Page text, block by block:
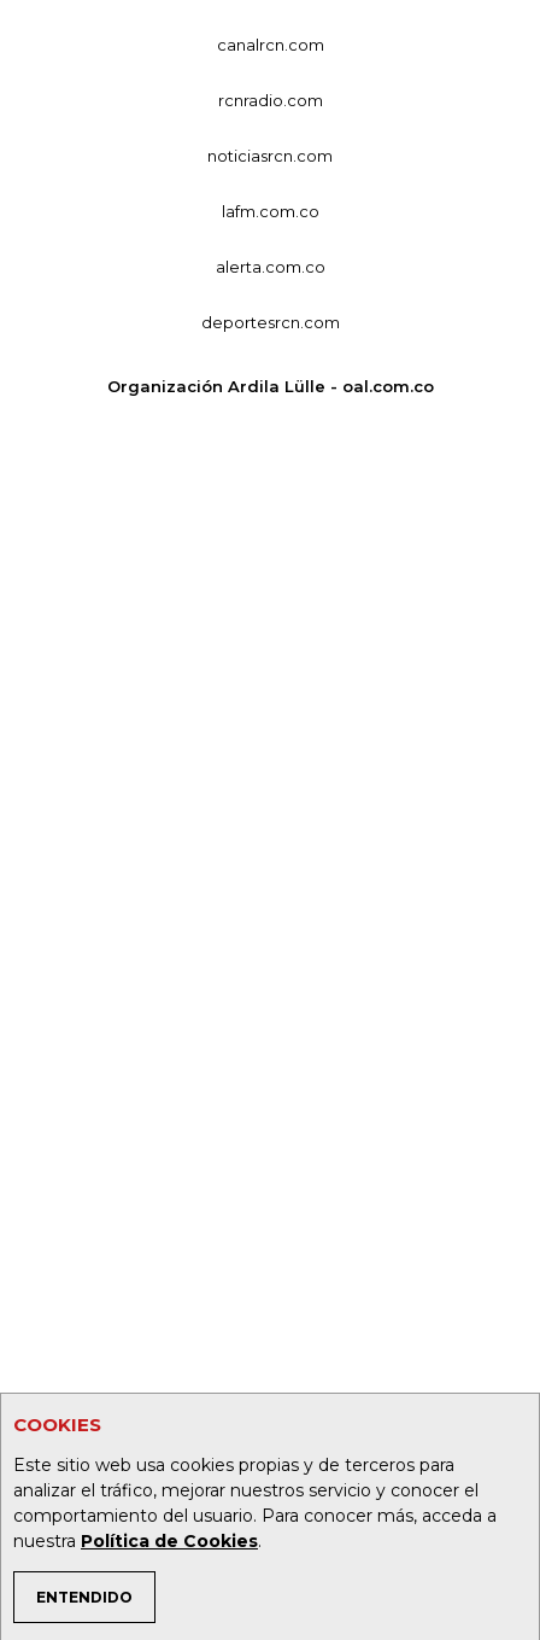
COOKIES
Este sitio web usa cookies propias y de terceros para
analizar el tráfico, mejorar nuestros servicio y conocer el
comportamiento del usuario. Para conocer más, acceda a
nuestra Política de Cookies.
ENTENDIDO
TEMAS DE INTERÉS
canalrcn.com
rcnradio.com
noticiasrcn.com
lafm.com.co
alerta.com.co
deportesrcn.com
Organización Ardila Lülle - oal.com.co